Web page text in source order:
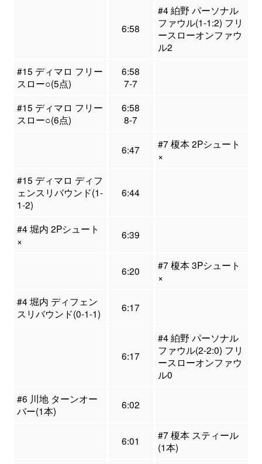
6:58
#4 絈野 パーソナル
ファウル(1-1:2) フリ
ースローオンファウ
ル2
#15 ディマロ フリー
スロー○(5点)
6:58
7-7
#15 ディマロ フリー
スロー○(6点)
6:58
8-7
6:47
#7 榎本 2Pシュート
×
#15 ディマロ ディフ
ェンスリバウンド(1-
1-2)
6:44
#4 堀内 2Pシュート
×
6:39
6:20
#7 榎本 3Pシュート
×
#4 堀内 ディフェン
スリバウンド(0-1-1)
6:17
6:17
#4 絈野 パーソナル
ファウル(2-2:0) フリ
ースローオンファウ
ル0
#6 川地 ターンオー
バー(1本)
6:02
6:01
#7 榎本 スティール
(1本)